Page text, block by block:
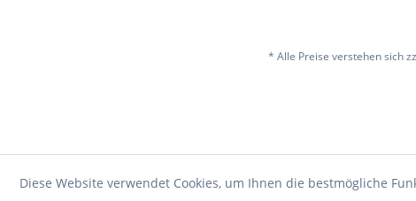
* Alle Preise verstehen sich
Diese Website verwendet Cookies, um Ihnen die bestmögliche